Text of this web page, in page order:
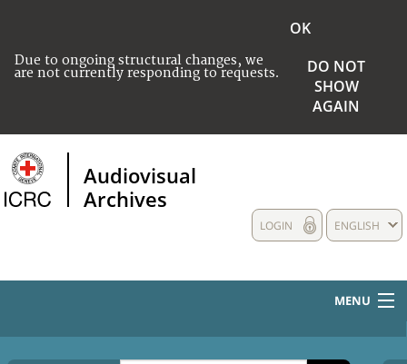
Due to ongoing structural changes, we
are not currently responding to requests.
OK
DO NOT
SHOW
AGAIN
Audiovisual
Archives
ENGLISH
LOGIN
MENU
HOME